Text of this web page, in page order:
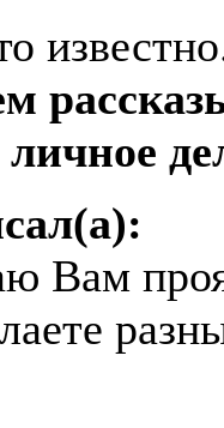
личное
Вам